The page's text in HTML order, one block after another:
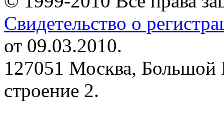
Свидетельство о
от 09.03.2010.
127051 Москва, Большой
строение 2.